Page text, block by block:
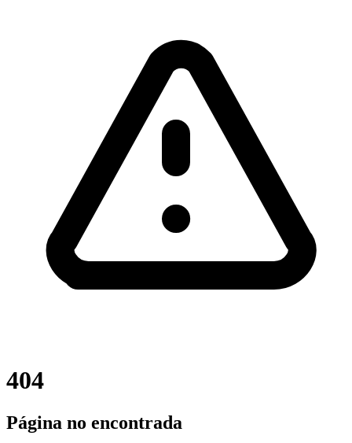
404
Página no encontrada